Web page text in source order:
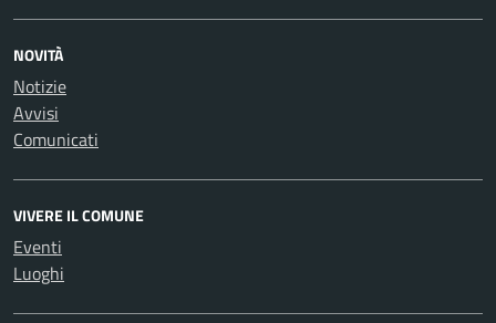
NOVITÀ
Notizie
Avvisi
Comunicati
VIVERE IL COMUNE
Eventi
Luoghi